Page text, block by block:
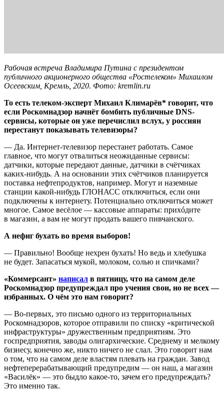
Рабочая встреча Владимира Путина с президентом
публичного акционерного общества «Ростелеком» Михаилом
Осеевским, Кремль, 2020. Фото: kremlin.ru
То есть телеком-эксперт Михаил Климарёв* говорит, что
если Роскомнадзор начнёт бомбить публичные DNS-
сервисы, которые он уже перечислил вслух, у россиян
перестанут показывать телевизоры?
— Да. Интернет-телевизор перестанет работать. Самое
главное, что могут отвалиться неожиданные сервисы:
датчики, которые передают данные, датчики в счётчиках
каких-нибудь. А на основании этих счётчиков планируется
поставка нефтепродуктов, например. Могут и наземные
станции какой-нибудь ГЛОНАСС отключиться, если они
подключены к интернету. Потенциально отключиться может
многое. Самое весёлое — кассовые аппараты: прихóдите
в магазин, а вам не могут продать вашего пивчанского.
А нефиг бухать во время выборов!
— Правильно! Вообще нехрен бухать! Но ведь и хлебушка
не будет. Запасаться мукой, молоком, солью и спичками?
«Коммерсант» написал в пятницу, что на самом деле
Роскомнадзор предупреждал про учения свои, но не всех —
избранных. О чём это нам говорит?
— Во-первых, это письмо одного из территориальных
Роскомнадзоров, которое отправили по списку «критической
инфраструктуры» дружественным предприятиям. Это
госпредприятия, заводы олигархические. Среднему и мелкому
бизнесу, конечно же, никто ничего не слал. Это говорит нам
о том, что на самом деле властям плевать на граждан. Завод
нефтеперерабатывающий предупредим — он наш, а магазин
«Василёк» — это быдло какое-то, зачем его предупреждать?
Это именно так.